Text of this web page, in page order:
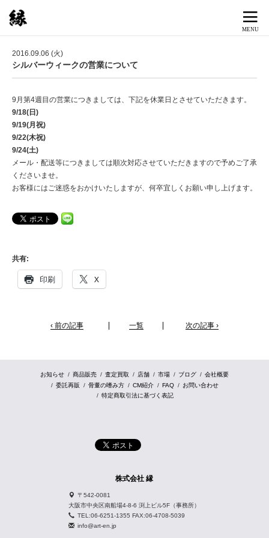
2016.09.06 (火)
シルバーウィークの営業について
9月第4週目の営業につきましては、下記を休業日とさせていただきます。
9/18(日)
9/19(月祝)
9/22(木祝)
9/24(土)
メール・配送等につきましては順次対応させていただきますので予めご了承
くださいませ。
お客様にはご迷惑をおかけいたしますが、何卒宜しくお願い申し上げます。
共有:
印刷 X
‹ 前の記事 一覧 次の記事 ›
お知らせ 商品販売 査定買取 店舗 市場 ブログ
会社概要
委託再販
骨董の嗜み方 CM紹介 FAQ
お問い合わせ
特定商取引法に基づく表記
株式会社 縁
〒542-0081
大阪市中央区南船場4-8-6 渕上ビル5F（事務所）
TEL:06-6251-1355 FAX:06-4708-5039
info@art-en.jp